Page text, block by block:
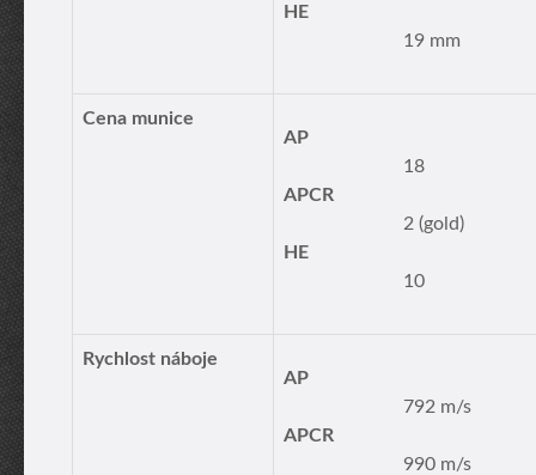
HE
19 mm
Cena munice
AP
18
APCR
2 (gold)
HE
10
Rychlost náboje
AP
792 m/s
APCR
990 m/s